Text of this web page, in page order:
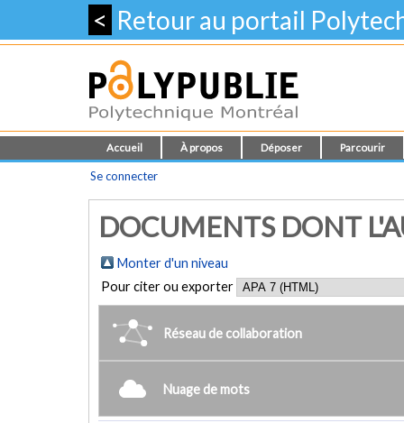
< Retour au portail
Accueil À propos Déposer Parcourir
Se connecter
DOCUMENTS DONT
Monter d'un niveau
Pour citer ou exporter
Réseau de collaboration
Nuage de mots